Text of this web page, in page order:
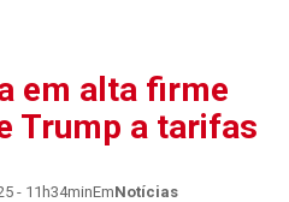
em alta firme
Trump a tarifas
- 11h34minEmNotícias